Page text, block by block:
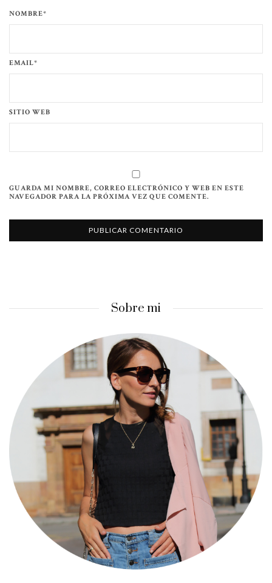
NOMBRE*
EMAIL*
SITIO WEB
GUARDA MI NOMBRE, CORREO ELECTRÓNICO Y WEB EN ESTE
NAVEGADOR PARA LA PRÓXIMA VEZ QUE COMENTE.
Sobre mi